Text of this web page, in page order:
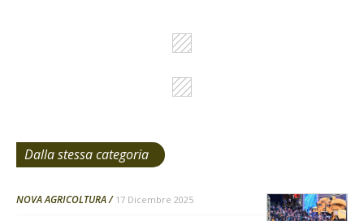
Dalla stessa categoria
NOVA AGRICOLTURA 17 Dicembre 2025